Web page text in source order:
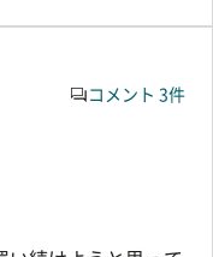
コメント 3件